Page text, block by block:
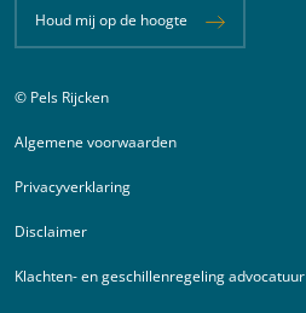
Houd mij op de hoogte
Juridische informatie
© Pels Rijcken
Algemene voorwaarden
Privacyverklaring
Disclaimer
Klachten- en geschillenregeling advocatuur